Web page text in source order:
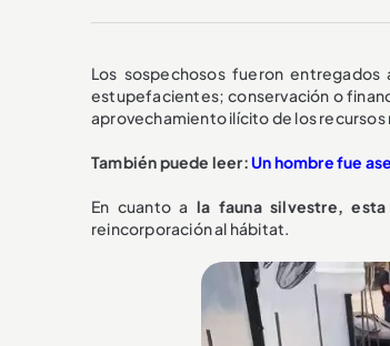
Los sospechosos fueron entregados
estupefacientes; conservación o
aprovechamiento ilícito de los recursos
También puede leer:Un hombre fue
En cuanto a la fauna silvestre,
reincorporación al hábitat.